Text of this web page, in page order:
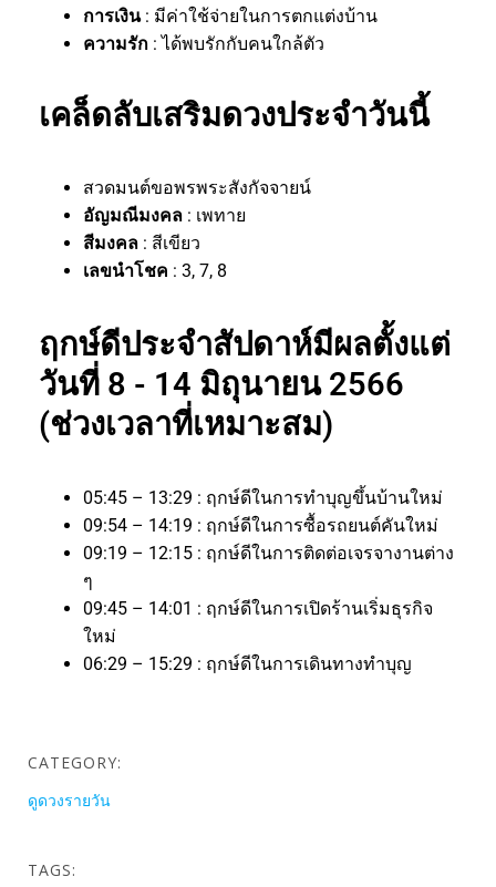
การเงิน : มีค่าใช้จ่ายในการตกแต่งบ้าน
ความรัก : ได้พบรักกับคนใกล้ตัว
เคล็ดลับเสริมดวงประจำวันนี้
สวดมนต์ขอพรพระสังกัจจายน์
อัญมณีมงคล : เพทาย
สีมงคล : สีเขียว
เลขนำโชค : 3, 7, 8
ฤกษ์ดีประจำสัปดาห์มีผลตั้งแต่
วันที่ 8 - 14 มิถุนายน 2566
(ช่วงเวลาที่เหมาะสม)
05:45 – 13:29 : ฤกษ์ดีในการทำบุญขึ้นบ้านใหม่
09:54 – 14:19 : ฤกษ์ดีในการซื้อรถยนต์คันใหม่
09:19 – 12:15 : ฤกษ์ดีในการติดต่อเจรจางานต่าง
ๆ
09:45 – 14:01 : ฤกษ์ดีในการเปิดร้านเริ่มธุรกิจ
ใหม่
06:29 – 15:29 : ฤกษ์ดีในการเดินทางทำบุญ
CATEGORY:
ดูดวงรายวัน
TAGS: